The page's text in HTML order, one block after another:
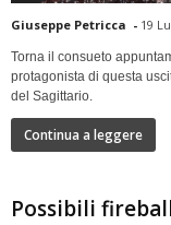
Giuseppe Petricca - 19
Torna il consueto
protagonista di questa
del Sagittario.
Continua a leggere
Possibili